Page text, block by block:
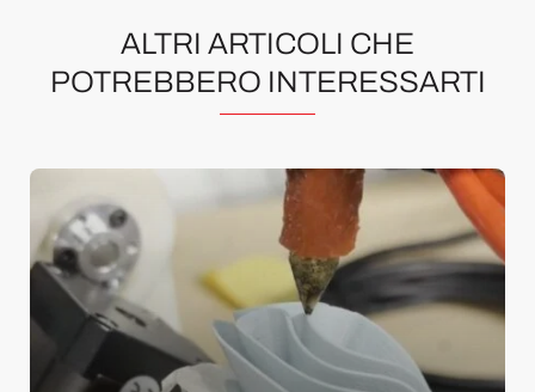
ALTRI ARTICOLI CHE
POTREBBERO INTERESSARTI